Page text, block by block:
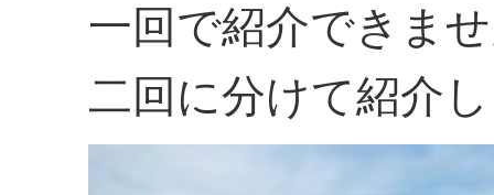
一回で紹介できま
二回に分けて紹介